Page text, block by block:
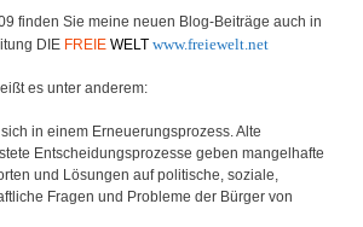
finden Sie meine neuen Blog-Beiträge auch in
DIE FREIE WELT www.freiewelt.net
es unter anderem:
in einem Erneuerungsprozess. Alte
Entscheidungsprozesse geben mangelhafte
und Lösungen auf politische, soziale,
Fragen und Probleme der Bürger von